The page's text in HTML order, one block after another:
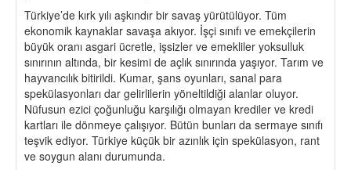
Türkiye’de kırk yılı aşkındır bir savaş yürütülüyor. Tüm
ekonomik kaynaklar savaşa akıyor. İşçi sınıfı ve emekçilerin
büyük oranı asgari ücretle, işsizler ve emekliler yoksulluk
sınırının altında, bir kesimi de açlık sınırında yaşıyor. Tarım ve
hayvancılık bitirildi. Kumar, şans oyunları, sanal para
spekülasyonları dar gelirlilerin yöneltildiği alanlar oluyor.
Nüfusun ezici çoğunluğu karşılığı olmayan krediler ve kredi
kartları ile dönmeye çalışıyor. Bütün bunları da sermaye sınıfı
teşvik ediyor. Türkiye küçük bir azınlık için spekülasyon, rant
ve soygun alanı durumunda.